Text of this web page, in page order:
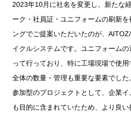
2023年10月に社名を変更し、新たな
ーク・社員証・ユニフォームの刷新を
ングでご提案いただいたのが、
イクルシステムです。ユニフォーム
って行っており、特に工場現場で使用
全体の数量・管理も重要な要素でし
参加型のプロジェクトとして、企業
も目的に含まれていたため、より良い